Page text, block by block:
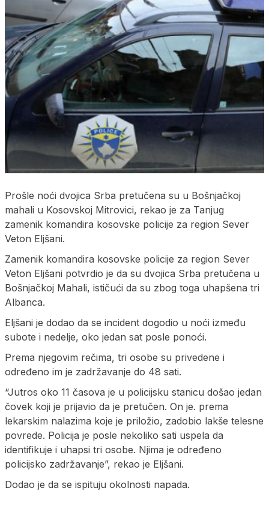
Prošle noći dvojica Srba pretučena su u Bošnjačkoj
mahali u Kosovskoj Mitrovici, rekao je za Tanjug
zamenik komandira kosovske policije za region Sever
Veton Eljšani.
Zamenik komandira kosovske policije za region Sever
Veton Eljšani potvrdio je da su dvojica Srba pretučena u
Bošnjačkoj Mahali, ističući da su zbog toga uhapšena tri
Albanca.
Eljšani je dodao da se incident dogodio u noći između
subote i nedelje, oko jedan sat posle ponoći.
Prema njegovim rečima, tri osobe su privedene i
određeno im je zadržavanje do 48 sati.
“Jutros oko 11 časova je u policijsku stanicu došao jedan
čovek koji je prijavio da je pretučen. On je. prema
lekarskim nalazima koje je priložio, zadobio lakše telesne
povrede. Policija je posle nekoliko sati uspela da
identifikuje i uhapsi tri osobe. Njima je određeno
policijsko zadržavanje”, rekao je Eljšani.
Dodao je da se ispituju okolnosti napada.